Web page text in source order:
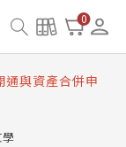
0
書櫃開通申請
通與資產合併申